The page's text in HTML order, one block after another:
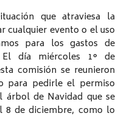
que atraviesa la
cualquier evento o el uso
para los gastos de
El día miércoles 1° de
comisión se reunieron
para pedirle el permiso
árbol de Navidad que se
8 de diciembre, como lo